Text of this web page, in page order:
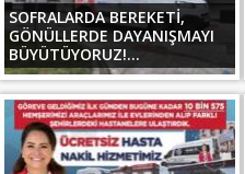
SOFRALARDA BEREKETİ,
GÖNÜLLERDE DAYANIŞMAYI
BÜYÜTÜYORUZ!...